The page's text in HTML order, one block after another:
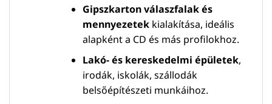
Gipszkarton válaszfalak és
mennyezetekkialakítása, ideális
alapként a CD és más profilokhoz.
Lakó- és kereskedelmi épületek,
irodák, iskolák, szállodák
belsőépítészeti munkáihoz.